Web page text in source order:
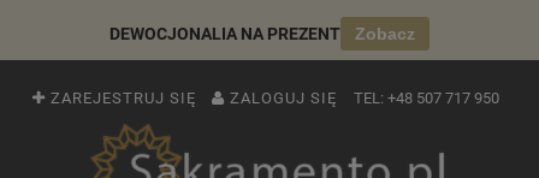
DEWOCJONALIA NA PREZENT Zobacz
ZAREJESTRUJ SIĘ ZALOGUJ SIĘ TEL: +48 507 717 950